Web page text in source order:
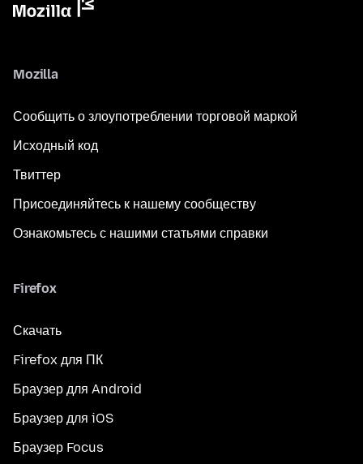
Mozilla
Сообщить о злоупотреблении торговой маркой
Исходный код
Твиттер
Присоединяйтесь к нашему сообществу
Ознакомьтесь с нашими статьями справки
Firefox
Скачать
Firefox для ПК
Браузер для Android
Браузер для iOS
Браузер Focus